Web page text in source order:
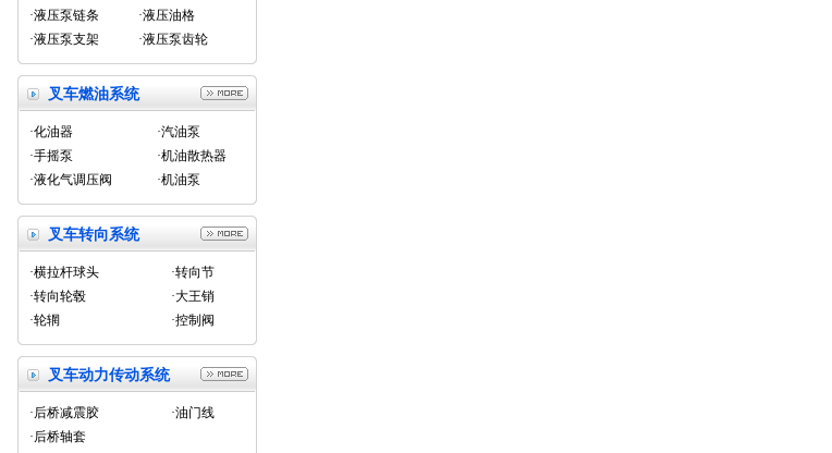
·液压泵链条
·液压油格
·液压泵支架
·液压泵齿轮
叉车燃油系统
·化油器
·汽油泵
·手摇泵
·机油散热器
·液化气调压阀
·机油泵
叉车转向系统
·横拉杆球头
·转向节
·转向轮毂
·大王销
·轮辋
·控制阀
叉车动力传动系统
·后桥减震胶
·油门线
·后桥轴套